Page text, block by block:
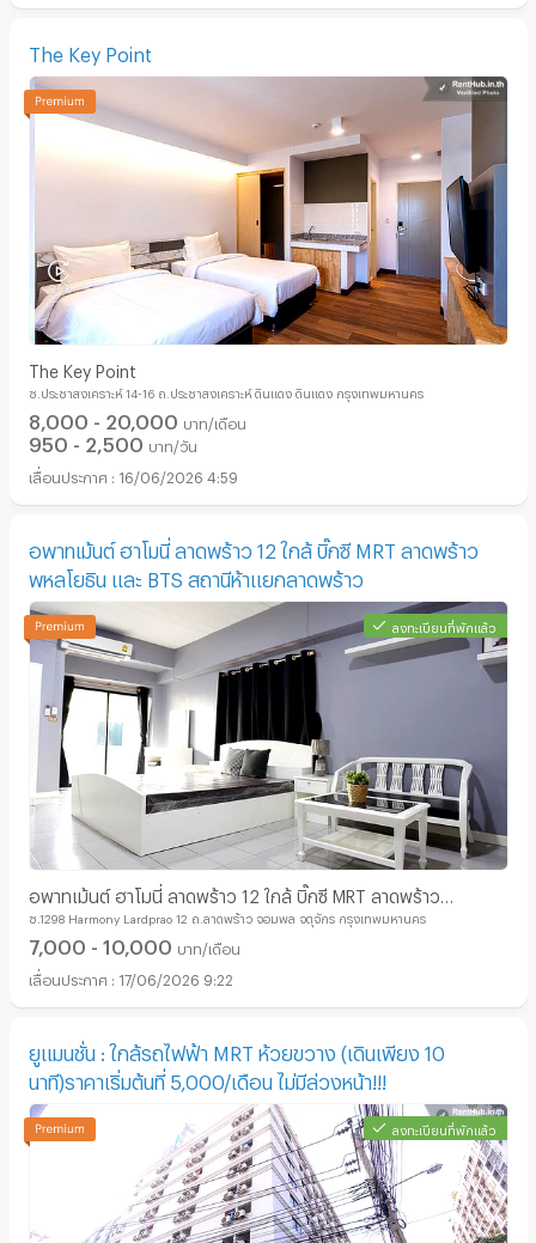
The Key Point
The Key Point
ซ.ประชาสงเคราะห์ 14-16 ถ.ประชาสงเคราะห์ ดินแดง ดินแดง กรุงเทพมหานคร
8,000 - 20,000 บาท/เดือน
950 - 2,500 บาท/วัน
16/06/2026 4:59
อพาทเม้นต์ ฮาโมนี่ ลาดพร้าว 12 ใกล้ บิ๊กซี MRT ลาดพร้าว
พหลโยธิน และ BTS สถานีห้าแยกลาดพร้าว
ลงทะเบียนที่พักแล้ว
อพาทเม้นต์ ฮาโมนี่ ลาดพร้าว 12 ใกล้ บิ๊กซี MRT ลาดพร้าว
พหลโยธิน และ BTS สถานีห้าแยกลาดพร้าว
ซ.1298 Harmony Lardprao 12 ถ.ลาดพร้าว จอมพล จตุจักร กรุงเทพมหานคร
7,000 - 10,000 บาท/เดือน
17/06/2026 9:22
ยูแมนชั่น : ใกล้รถไฟฟ้า MRT ห้วยขวาง (เดินเพียง 10
นาที)ราคาเริ่มต้นที่ 5,000/เดือน ไม่มีล่วงหน้า!!!
ลงทะเบียนที่พักแล้ว